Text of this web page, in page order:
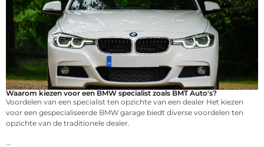
Waarom kiezen voor een BMW specialist zoals BMT Auto's?
Voordelen van een specialist ten opzichte van een dealer Het kiezen
voor een gespecialiseerde BMW garage biedt diverse voordelen ten
opzichte van de traditionele dealer.